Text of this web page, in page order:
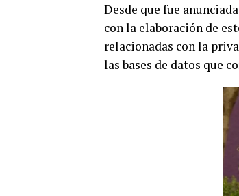
Desde que fue
con la elaboración de
relacionadas con la
las bases de datos que